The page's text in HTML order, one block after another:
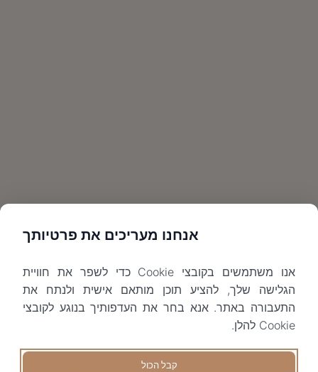
אנחנו מעריכים את פרטיותך
אנו משתמשים בקובצי Cookie כדי לשפר את חוויית
הגלישה שלך, להציע תוכן מותאם אישית ולנתח את
התעבורה באתר. אנא בחר את העדפותיך בנוגע לקובצי
Cookie להלן.
קבל הכול